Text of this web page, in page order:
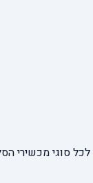
לכל סוגי מכשירי